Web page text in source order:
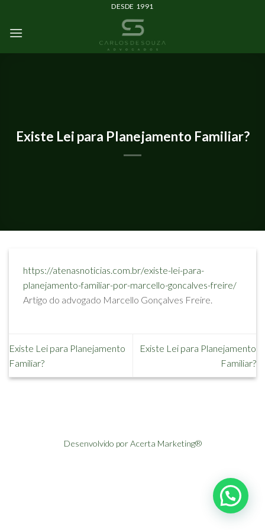
DESDE 1991
Existe Lei para Planejamento Familiar?
https://atenasnoticias.com.br/existe-lei-para-
planejamento-familiar-por-marcello-goncalves-freire/
Artigo do advogado Marcello Gonçalves Freire.
Existe Lei para Planejamento
Familiar?
Existe Lei para Planejamento
Familiar?
Desenvolvido por Acerta Marketing®